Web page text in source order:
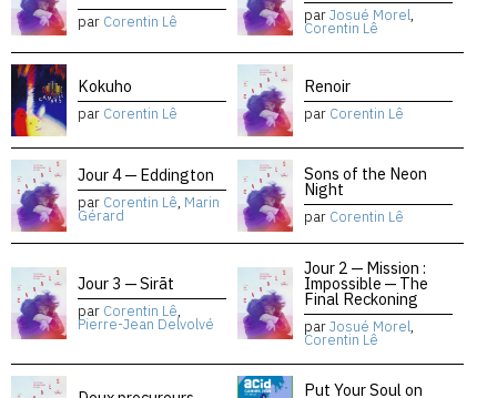
par Corentin Lê parJosué Morel,
Corentin Lê
Kokuho
par Corentin Lê
Renoir
par Corentin Lê
Jour 4 — Eddington
par Corentin Lê, Marin
Gérard
Sons of the Neon
Night
par Corentin Lê
Jour 3 — Sirāt
par Corentin Lê,
Pierre-Jean Delvolvé
Jour 2 — Mission :
Impossible — The
Final Reckoning
parJosué Morel,
Corentin Lê
Put Your Soul on